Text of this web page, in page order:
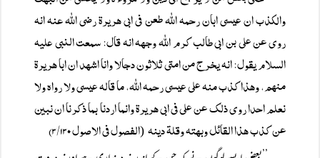
والکذب ان عیسی ابان رحمہ اللہ طعن فی ابی ھریرۃ رضی اللہ عنہ انہ
روی عن علی بن ابی طالب کرم اللہ وجھہ انہ قال: سمعت النبی علیہ
السلام یقول: انہ یخرج من امتی ثلاثون دجالا وانا اشھد ان ابا ھریرۃ
منھم، وھذا کذب منہ علی عیسی رحمہ اللہ، ما قالہ عیسی ولا رواہ ولا
نعلم احدا روی ذلک عن علی فی ابی ھریرۃ وانما اردنا بما ذکرنا ان نبین
عن کذب ھذا القائل وبھتہ وقلۃ دینہ(الفصول فی الاصول ۳/۱۳۰)